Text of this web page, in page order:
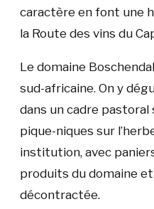
caractère en font une
la Route des vins du
Le domaine
sud-africaine. On y
dans un cadre pastoral
pique-niques sur
institution, avec
produits du domaine
décontractée.